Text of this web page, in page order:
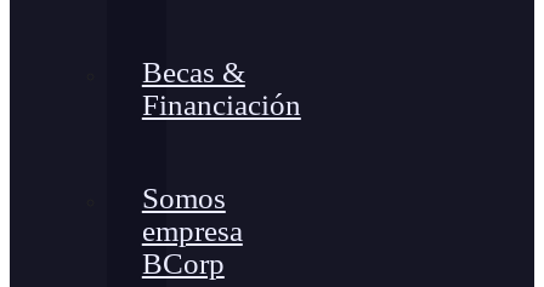
Becas &
Financiación
Somos
empresa
BCorp